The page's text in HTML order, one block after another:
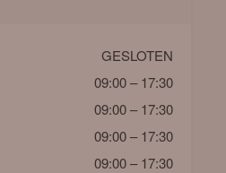
GESLOTEN
09:00 – 17:30
09:00 – 17:30
09:00 – 17:30
09:00 – 17:30